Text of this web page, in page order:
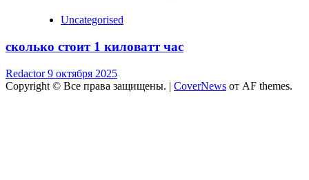
Uncategorised
сколько стоит 1 киловатт час
Redactor9 октября 2025
Copyright © Все права защищены. | CoverNews от AF themes.